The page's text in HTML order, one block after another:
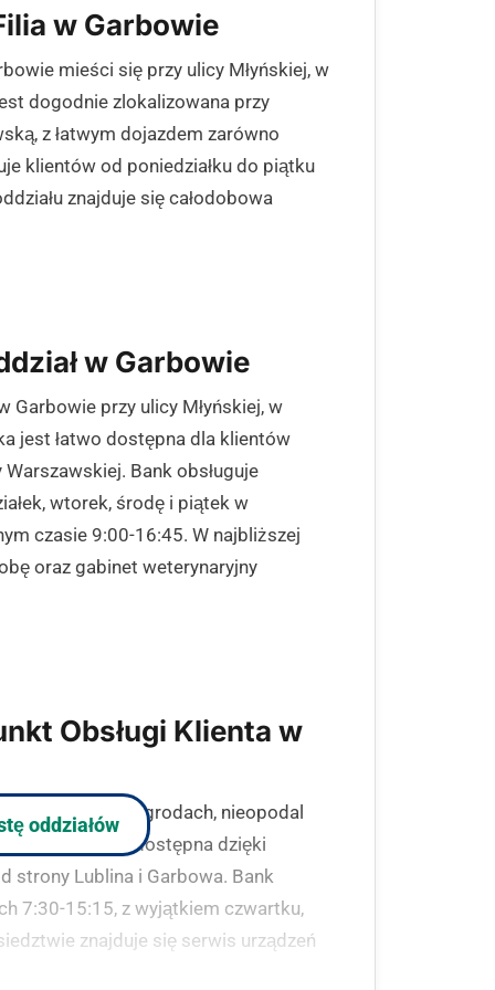
w Garbowie
mieści się przy ulicy Młyńskiej, w
dogodnie zlokalizowana przy
z łatwym dojazdem zarówno
klientów od poniedziałku do piątku
znajduje się całodobowa
w Garbowie
Garbowie przy ulicy Młyńskiej, w
jest łatwo dostępna dla klientów
Bank obsługuje
wtorek, środę i piątek w
czasie 9:00-16:45. W najbliższej
oraz gabinet weterynaryjny
Obsługi Klienta w
Lubelskiej w Zagrodach, nieopodal
jest łatwo dostępna dzięki
strony Lublina i Garbowa. Bank
7:30-15:15, z wyjątkiem czwartku,
znajduje się serwis urządzeń
oddziałów